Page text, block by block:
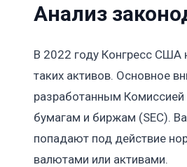
Анализ
В 2022 году Конгресс США
таких активов. Основное
разработанным
бумагам и биржам (SEC).
попадают под действие
валютами или активами.